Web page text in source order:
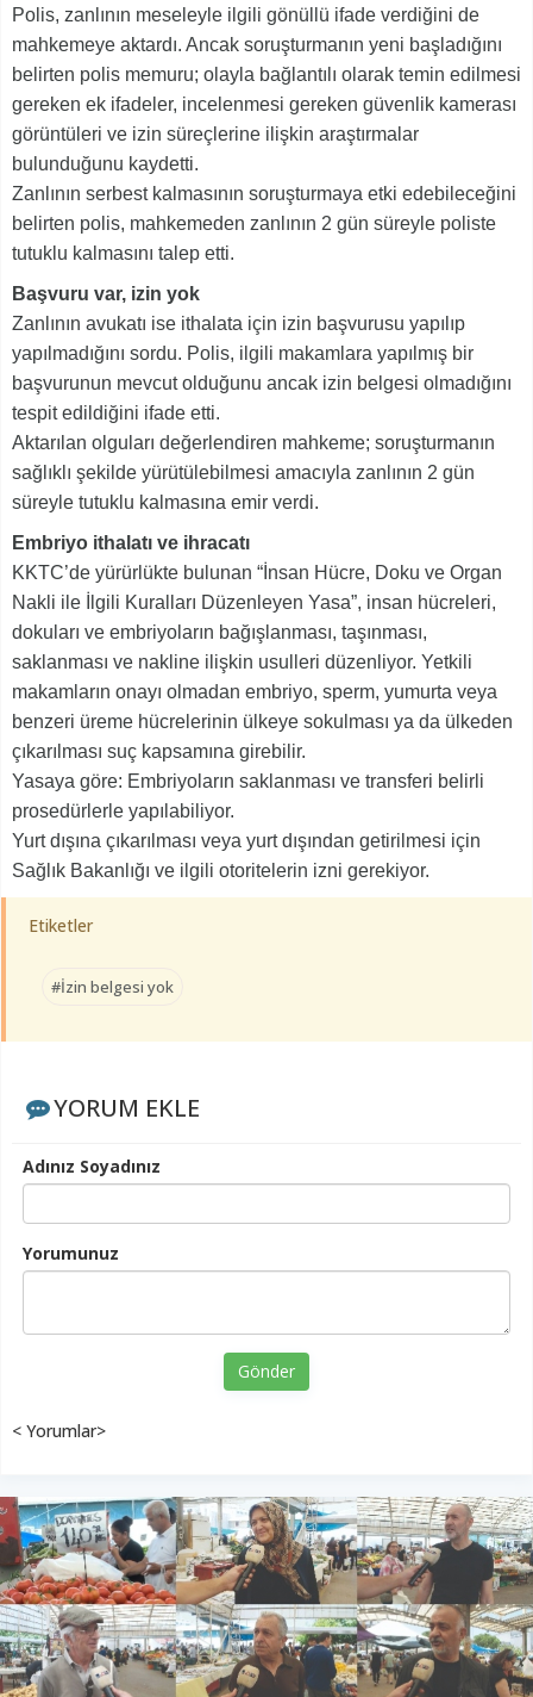
Polis, zanlının meseleyle ilgili gönüllü ifade verdiğini de
mahkemeye aktardı. Ancak soruşturmanın yeni başladığını
belirten polis memuru; olayla bağlantılı olarak temin edilmesi
gereken ek ifadeler, incelenmesi gereken güvenlik kamerası
görüntüleri ve izin süreçlerine ilişkin araştırmalar
bulunduğunu kaydetti.
Zanlının serbest kalmasının soruşturmaya etki edebileceğini
belirten polis, mahkemeden zanlının 2 gün süreyle poliste
tutuklu kalmasını talep etti.
Başvuru var, izin yok
Zanlının avukatı ise ithalata için izin başvurusu yapılıp
yapılmadığını sordu. Polis, ilgili makamlara yapılmış bir
başvurunun mevcut olduğunu ancak izin belgesi olmadığını
tespit edildiğini ifade etti.
Aktarılan olguları değerlendiren mahkeme; soruşturmanın
sağlıklı şekilde yürütülebilmesi amacıyla zanlının 2 gün
süreyle tutuklu kalmasına emir verdi.
Embriyo ithalatı ve ihracatı
KKTC’de yürürlükte bulunan “İnsan Hücre, Doku ve Organ
Nakli ile İlgili Kuralları Düzenleyen Yasa”, insan hücreleri,
dokuları ve embriyoların bağışlanması, taşınması,
saklanması ve nakline ilişkin usulleri düzenliyor. Yetkili
makamların onayı olmadan embriyo, sperm, yumurta veya
benzeri üreme hücrelerinin ülkeye sokulması ya da ülkeden
çıkarılması suç kapsamına girebilir.
Yasaya göre: Embriyoların saklanması ve transferi belirli
prosedürlerle yapılabiliyor.
Yurt dışına çıkarılması veya yurt dışından getirilmesi için
Sağlık Bakanlığı ve ilgili otoritelerin izni gerekiyor.
Etiketler
#İzin belgesi yok
YORUM EKLE
Adınız Soyadınız
Yorumunuz
Gönder
< Yorumlar>